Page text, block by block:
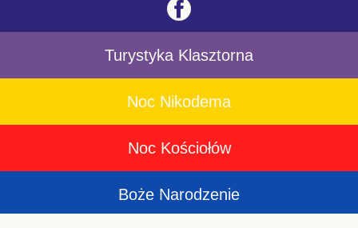
Turystyka Klasztorna
Noc Nikodema
Noc Kościołów
Boże Narodzenie